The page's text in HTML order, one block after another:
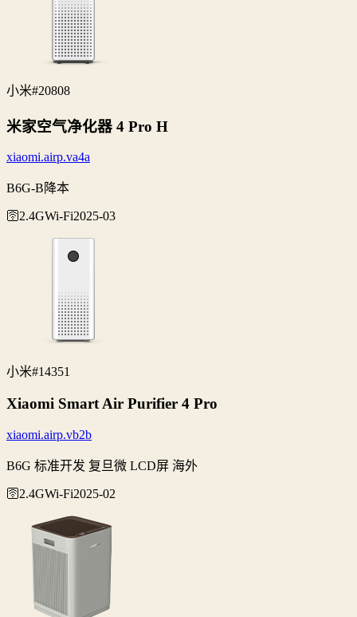
小米#20808
米家空气净化器 4 Pro H
xiaomi.airp.va4a
B6G-B降本
🛜2.4GWi‑Fi2025-03
小米#14351
Xiaomi Smart Air Purifier 4 Pro
xiaomi.airp.vb2b
B6G 标准开发 复旦微 LCD屏 海外
🛜2.4GWi‑Fi2025-02